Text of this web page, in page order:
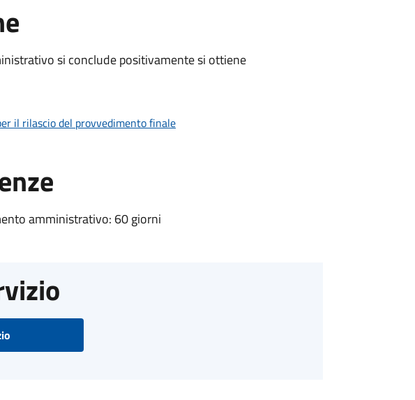
si conclude positivamente si ottiene
il rilascio del provvedimento finale
amministrativo: 60 giorni